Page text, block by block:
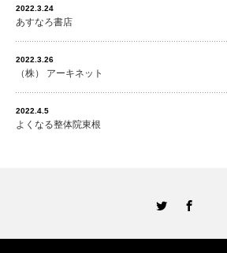
2022.3.24
あすなろ書店
2022.3.26
（株） アーキネット
2022.4.5
よくなる整体院東根